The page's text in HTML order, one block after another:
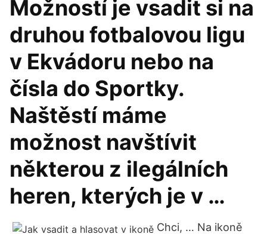
Možností je vsadit si na
druhou fotbalovou ligu
v Ekvádoru nebo na
čísla do Sportky.
Naštěstí máme
možnost navštívit
některou z ilegálních
heren, kterých je v …
Chci, … Na ikoně